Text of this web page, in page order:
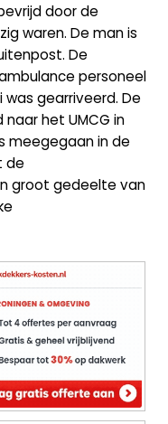
door de
waren. De man is
De
personeel
was gearriveerd. De
het UMCG in
meegegaan in de
de
groot gedeelte van